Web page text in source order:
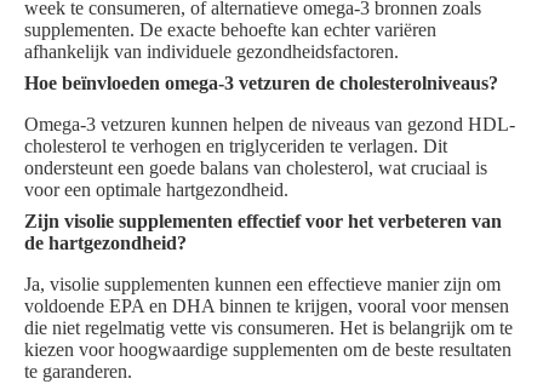
week te consumeren, of alternatieve omega-3 bronnen zoals
supplementen. De exacte behoefte kan echter variëren
afhankelijk van individuele gezondheidsfactoren.
Hoe beïnvloeden omega-3 vetzuren de cholesterolniveaus?
Omega-3 vetzuren kunnen helpen de niveaus van gezond HDL-
cholesterol te verhogen en triglyceriden te verlagen. Dit
ondersteunt een goede balans van cholesterol, wat cruciaal is
voor een optimale hartgezondheid.
Zijn visolie supplementen effectief voor het verbeteren van
de hartgezondheid?
Ja, visolie supplementen kunnen een effectieve manier zijn om
voldoende EPA en DHA binnen te krijgen, vooral voor mensen
die niet regelmatig vette vis consumeren. Het is belangrijk om te
kiezen voor hoogwaardige supplementen om de beste resultaten
te garanderen.